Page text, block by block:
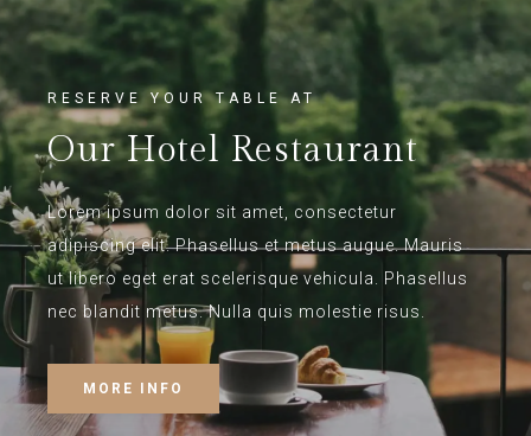
RESERVE YOUR TABLE AT
Our Hotel Restaurant
Lorem ipsum dolor sit amet, consectetur
adipiscing elit. Phasellus et metus augue. Mauris
ut libero eget erat scelerisque vehicula. Phasellus
nec blandit metus. Nulla quis molestie risus.
MORE INFO